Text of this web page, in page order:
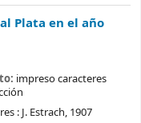
Plata en el año
impreso caracteres
: J. Estrach, 1907